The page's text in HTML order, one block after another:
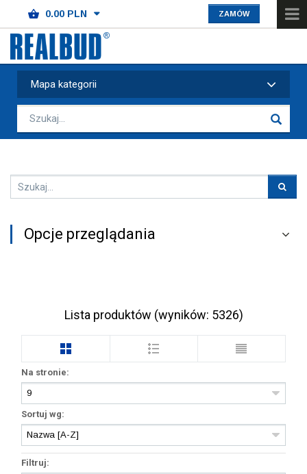
ZAMÓW
Mapa kategorii
Opcje przeglądania
Lista produktów (wyników: 5326)
Na stronie:
Sortuj wg:
Filtruj: